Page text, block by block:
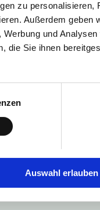
zu
Außerdem geben
und
die Sie ihnen
Auswahl erlauben